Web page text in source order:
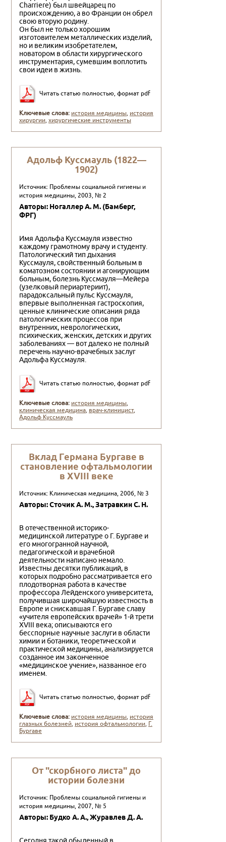
Charriere) был швейцарец по
происхождению, а во Франции он обрел
свою вторую родину.
Он был не только хорошим
изготовителем металлических изделий,
но и великим изобретателем,
новатором в области хирургического
инструментария, сумевшим воплотить
свои идеи в жизнь.
Читать статью полностью, формат pdf
Ключевые слова: история медицины, история
хирургии,хирургические инструменты
Адольф Куссмауль (1822—
1902)
Источник: Проблемы социальной гигиены и
история медицины, 2003, № 2
Авторы: Ногаллеp А. М. (Бамбеpг,
ФPГ)
Имя Адольфа Куссмауля известно
каждому грамотному врачу и студенту.
Патологический тип дыхания
Куссмауля, свойственный больным в
коматозном состоянии и агонирующим
больным, болезнь Куссмауля—Мейера
(узелковый периартериит),
парадоксальный пульс Куссмауля,
впервые выполненная гастроскопия,
ценные клинические описания ряда
патологических процессов при
внутренних, неврологических,
психических, женских, детских и других
заболеваниях — вот далеко не полный
перечень научно-врачебных заслуг
Адольфа Куссмауля.
Читать статью полностью, формат pdf
Ключевые слова: история медицины,
клиническая медицина, врач-клиницист,
Адольф Куссмауль
Вклад Германа Бургаве в
становление офтальмологии
в XVIII веке
Источник: Клиническая медицина, 2006, № 3
Авторы: Сточик А. М., Затравкин С. Н.
В отечественной историко-
медицинской литературе о Г. Бургаве и
его многогранной научной,
педагогической и врачебной
деятельности написано немало.
Известны десятки публикаций, в
которых подробно рассматривается его
плодотворная работа в качестве
профессора Лейденского университета,
получившая широчайшую известность в
Европе и снискавшая Г. Бургаве славу
«учителя европейских врачей» 1-й трети
XVIII века; описываются его
бесспорные научные заслуги в области
химии и ботаники, теоретической и
практической медицины, анализируется
созданное им законченное
«медицинское учение», названное его
именем.
Читать статью полностью, формат pdf
Ключевые слова: история медицины, история
глазных болезней, история офтальмологии, Г.
Бургаве
От "скорбного листа" до
истории болезни
Источник: Проблемы социальной гигиены и
история медицины, 2007, № 5
Авторы: Будко А. А., Журавлев Д. А.